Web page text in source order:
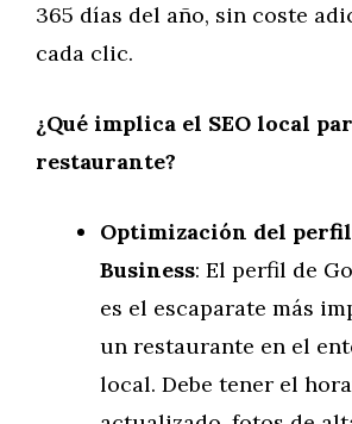
365 días del año, sin coste
cada clic.
¿Qué implica el SEO local
restaurante?
Optimización del
Business: El perfil de
es el escaparate más
un restaurante en el
local. Debe tener el